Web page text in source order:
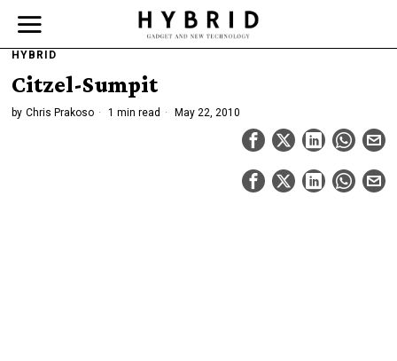
HYBRID
Citzel-Sumpit
by Chris Prakoso 1 min read May 22, 2010